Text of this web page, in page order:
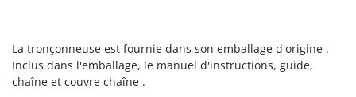
Mille
Minox
La tronçonneuse est fournie dans son emballage d'origine .
Inclus dans l'emballage, le manuel d'instructions, guide,
chaîne et couvre chaîne .